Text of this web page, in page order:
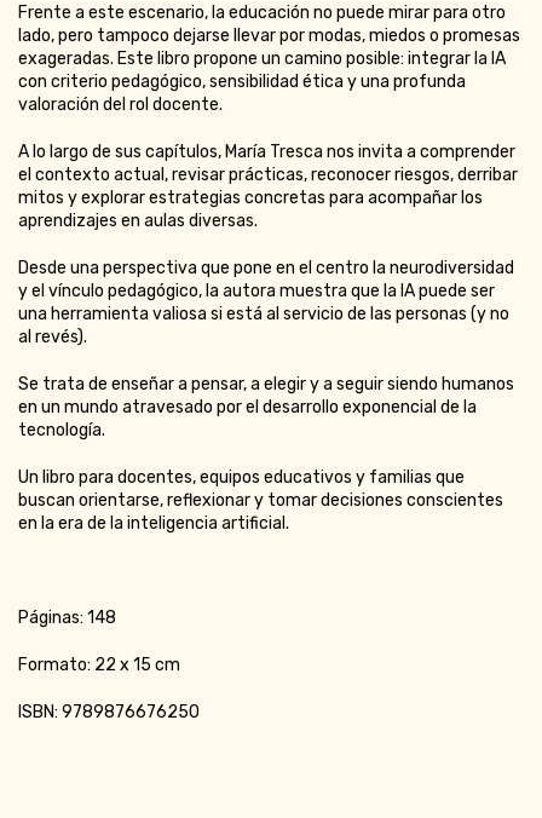
Frente a este escenario, la educación no puede mirar para otro
lado, pero tampoco dejarse llevar por modas, miedos o promesas
exageradas. Este libro propone un camino posible: integrar la IA
con criterio pedagógico, sensibilidad ética y una profunda
valoración del rol docente.
A lo largo de sus capítulos, María Tresca nos invita a comprender
el contexto actual, revisar prácticas, reconocer riesgos, derribar
mitos y explorar estrategias concretas para acompañar los
aprendizajes en aulas diversas.
Desde una perspectiva que pone en el centro la neurodiversidad
y el vínculo pedagógico, la autora muestra que la IA puede ser
una herramienta valiosa si está al servicio de las personas (y no
al revés).
Se trata de enseñar a pensar, a elegir y a seguir siendo humanos
en un mundo atravesado por el desarrollo exponencial de la
tecnología.
Un libro para docentes, equipos educativos y familias que
buscan orientarse, reflexionar y tomar decisiones conscientes
en la era de la inteligencia artificial.
Páginas: 148
Formato: 22 x 15 cm
ISBN: 9789876676250